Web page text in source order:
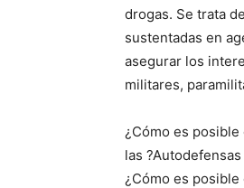
drogas. Se trata
sustentadas en
asegurar los
militares,
¿Cómo es
las
¿Cómo es